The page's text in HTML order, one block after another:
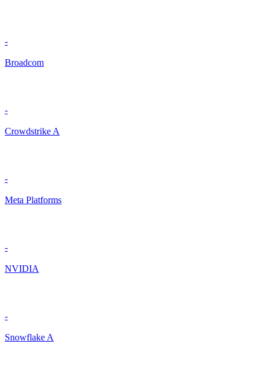
-
Broadcom
-
Crowdstrike A
-
Meta Platforms
-
NVIDIA
-
Snowflake A